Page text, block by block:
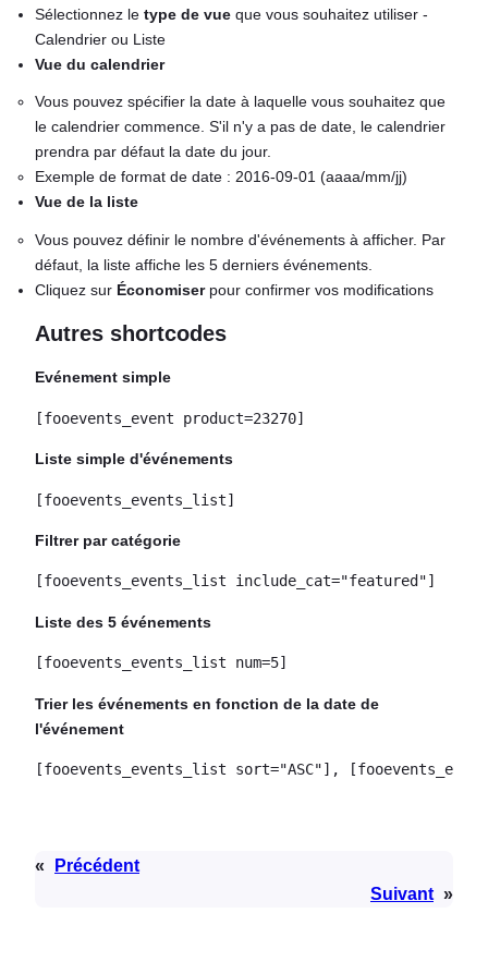
Sélectionnez le type de vue que vous souhaitez utiliser -
Calendrier ou Liste
Vue du calendrier
Vous pouvez spécifier la date à laquelle vous souhaitez que
le calendrier commence. S'il n'y a pas de date, le calendrier
prendra par défaut la date du jour.
Exemple de format de date : 2016-09-01 (aaaa/mm/jj)
Vue de la liste
Vous pouvez définir le nombre d'événements à afficher. Par
défaut, la liste affiche les 5 derniers événements.
Cliquez sur Économiserpour confirmer vos modifications
Autres shortcodes
Evénement simple
[fooevents_event product=23270]
Liste simple d'événements
[fooevents_events_list]
Filtrer par catégorie
[fooevents_events_list include_cat="featured"]
Liste des 5 événements
[fooevents_events_list num=5]
Trier les événements en fonction de la date de
l'événement
[fooevents_events_list sort="ASC"],
«
Précédent
Suivant »